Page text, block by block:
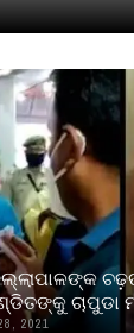
ଚାପୁଡା
2021